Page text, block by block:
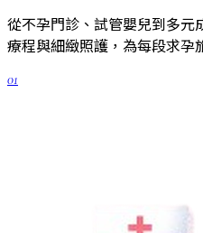
從不孕門診、試管嬰兒到多元
療程與細緻照護，為每段求孕
01